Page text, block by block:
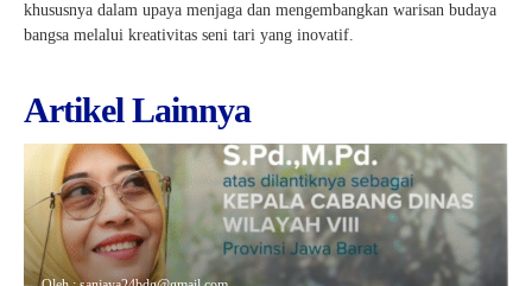
khususnya dalam upaya menjaga dan mengembangkan warisan budaya
bangsa melalui kreativitas seni tari yang inovatif.
Artikel Lainnya